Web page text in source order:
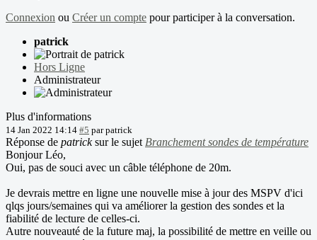
Connexion ou Créer un compte pour participer à la conversation.
patrick
Hors Ligne
Administrateur
Plus d'informations
14 Jan 2022 14:14 #5 parpatrick
Réponse de patricksur le sujet Branchement sondes de température
Bonjour Léo,
Oui, pas de souci avec un câble téléphone de 20m.
Je devrais mettre en ligne une nouvelle mise à jour des MSPV d'ici
qlqs jours/semaines qui va améliorer la gestion des sondes et la
fiabilité de lecture de celles-ci.
Autre nouveauté de la future maj, la possibilité de mettre en veille ou